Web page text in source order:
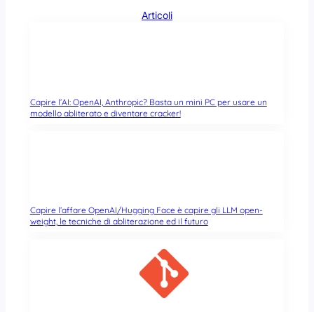
Articoli
Capire l’AI: OpenAI, Anthropic? Basta un mini PC per usare un
modello abliterato e diventare cracker!
Capire l’affare OpenAI/Hugging Face è capire gli LLM open-
weight, le tecniche di abliterazione ed il futuro